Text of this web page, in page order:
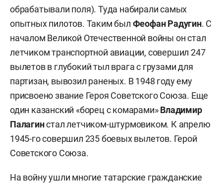
обрабатывали поля). Туда набирали самых
опытных пилотов. Таким был Феофан Радугин. С
началом Великой Отечественной войны он стал
летчиком транспортной авиации, совершил 247
вылетов в глубокий тыл врага с грузами для
партизан, вывозил раненых. В 1948 году ему
присвоено звание Героя Советского Союза. Еще
один казанский «борец с комарами»Владимир
Палагинстал летчиком-штурмовиком. К апрелю
1945-го совершил 235 боевых вылетов. Герой
Советского Союза.
На войну ушли многие татарские гражданские